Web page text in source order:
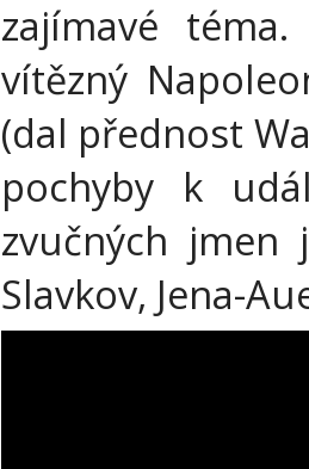
zajímavé
vítězný
(dal přednost
pochyby k
zvučných jmen
Slavkov, Jena-